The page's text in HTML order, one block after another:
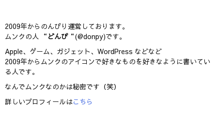
2009年からのんびり運営しております。
ムンクの人 “ どんぴ“(@donpy)です。
Apple、ゲーム、ガジェット、WordPress などなど
2009年からムンクのアイコンで好きなものを好きなように書いてい
る人です。
なんでムンクなのかは秘密です（笑）
詳しいプロフィールはこちら